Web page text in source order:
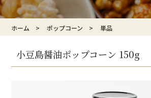
ホーム ポップコーン 単品
小豆島醤油ポップコーン 150g